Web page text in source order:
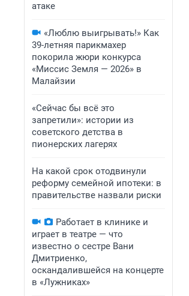
атаке
«Люблю выигрывать!» Как
39-летняя парикмахер
покорила жюри конкурса
«Миссис Земля — 2026» в
Малайзии
«Сейчас бы всё это
запретили»: истории из
советского детства в
пионерских лагерях
На какой срок отодвинули
реформу семейной ипотеки: в
правительстве назвали риски
Работает в клинике и
играет в театре — что
известно о сестре Вани
Дмитриенко,
оскандалившейся на концерте
в «Лужниках»